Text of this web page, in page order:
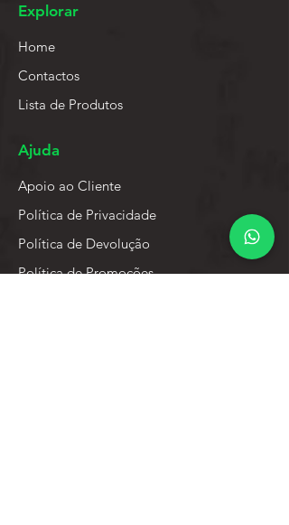
Explorar
Home
Contactos
Lista de Produtos
Ajuda
Apoio ao Cliente
Política de Privacidade
Política de Devolução
Política de Promoções